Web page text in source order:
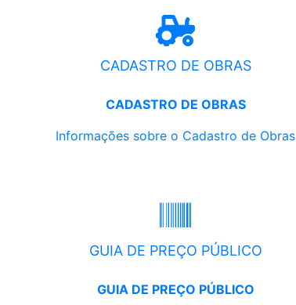
CADASTRO DE OBRAS
CADASTRO DE OBRAS
Informações sobre o Cadastro de Obras
GUIA DE PREÇO PÚBLICO
GUIA DE PREÇO PÚBLICO